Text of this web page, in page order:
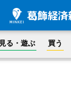
見る・遊ぶ 買う